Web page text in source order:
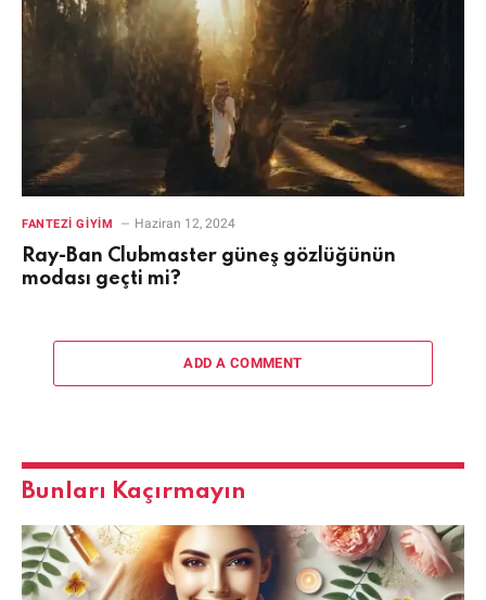
FANTEZI GIYIM Haziran 12, 2024
Ray-Ban Clubmaster güneş gözlüğünün
modası geçti mi?
ADD A COMMENT
Bunları Kaçırmayın